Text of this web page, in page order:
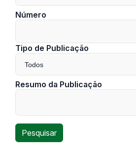
Número
Tipo de Publicação
Todos
Resumo da Publicação
Pesquisar